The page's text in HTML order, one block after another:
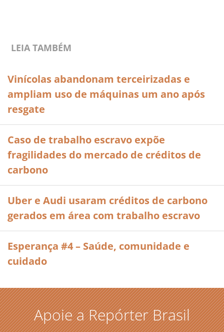
LEIA TAMBÉM
Vinícolas abandonam terceirizadas e
ampliam uso de máquinas um ano após
resgate
Caso de trabalho escravo expõe
fragilidades do mercado de créditos de
carbono
Uber e Audi usaram créditos de carbono
gerados em área com trabalho escravo
Esperança #4 – Saúde, comunidade e
cuidado
Apoie a Repórter Brasil